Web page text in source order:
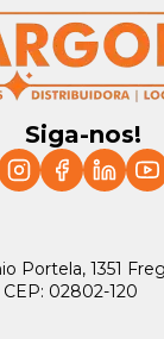
Siga-nos!
Portela, 1351
02802-120